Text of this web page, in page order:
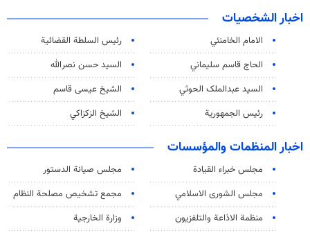
اخبار الشخصيات
الامام الخامنئي
رئیس السلطة القضائیة
الحاج قاسم سليماني
السيد حسن نصرالله
السید عبدالملک الحوثي
الشيخ عيسى قاسم
رئيس الجمهورية
الشيخ الزكزاكي
اخبار المنظمات والمؤسسات
مجلس خبراء القيادة
مجلس صيانة الدستور
مجلس الشورى الاسلامي
مجمع تشخيص مصلحة النظام
منظمة الاذاعة والتلفزیون
وزارة الخارجية